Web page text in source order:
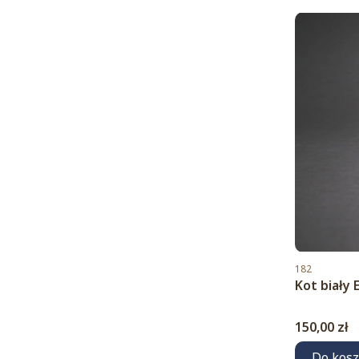
Kod produktu
182
Kot biały
Cena
150,00 zł